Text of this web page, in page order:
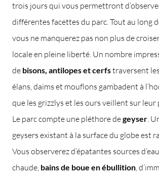
trois jours qui vous permettront
différentes facettes du parc. Tout au long
vous ne manquerez pas non plus de
locale en pleine liberté. Un nombre
de bisons, antilopes et cerfstraversent
élans, daims et mouflons gambadent à
que les grizzlys et les ours veillent sur
Le parc compte une pléthore degeyser.
geysers existant à la surface du globe est
Vous observerez d’épatantes sources d’eau
chaude, bains de boue en ébullition,